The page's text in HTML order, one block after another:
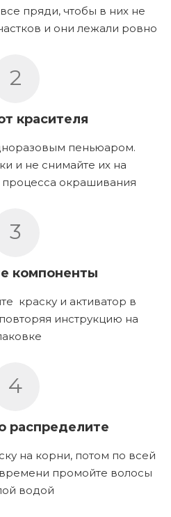
пряди, чтобы в них не
и они лежали ровно
2
красителя
пеньюаром.
и не снимайте их на
окрашивания
3
компоненты
краску и активатор в
инструкцию на
4
распределите
на корни, потом по всей
промойте волосы
водой